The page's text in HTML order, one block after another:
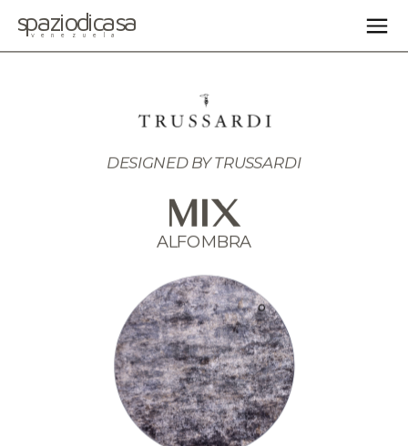
DESIGNED BY TRUSSARDI
MIX
ALFOMBRA
spaziodicasa
venezuela